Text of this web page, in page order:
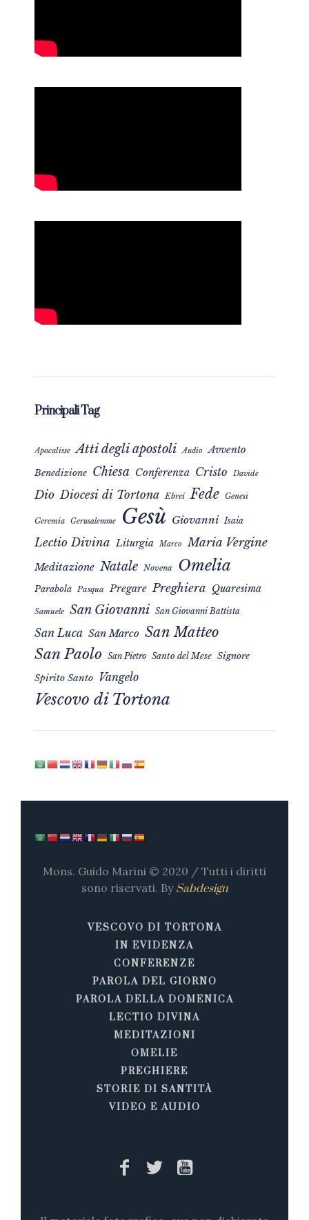
Principali Tag
Apocalisse Atti degli apostoli Audio Avvento
Benedizione Chiesa Conferenza Cristo Davide
Dio Diocesi di Tortona Ebrei Fede Genesi
Geremia Gerusalemme Gesù Giovanni Isaia
Lectio Divina Liturgia Marco Maria Vergine
Meditazione Natale Novena Omelia
Parabola Pasqua Pregare Preghiera Quaresima
Samuele San Giovanni San Giovanni Battista
San Luca San Marco San Matteo
San Paolo San Pietro Santo del Mese Signore
Spirito Santo Vangelo
Vescovo di Tortona
Mons. Guido Marini © 2020 / Tutti i diritti
sono riservati. By Sabdesign
VESCOVO DI TORTONA
IN EVIDENZA
CONFERENZE
PAROLA DEL GIORNO
PAROLA DELLA DOMENICA
LECTIO DIVINA
MEDITAZIONI
OMELIE
PREGHIERE
STORIE DI SANTITÀ
VIDEO E AUDIO